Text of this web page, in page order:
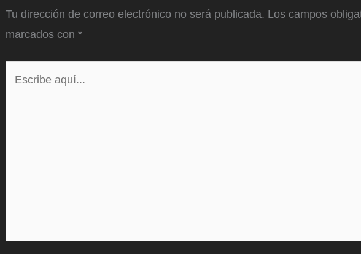
Tu dirección de correo electrónico no será publicada. Los campos
marcados con *